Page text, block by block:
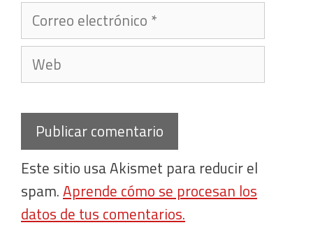
Correo
electrónico
Web
Este sitio usa Akismet para reducir el
spam.Aprende cómo se procesan los
datos de tus comentarios.